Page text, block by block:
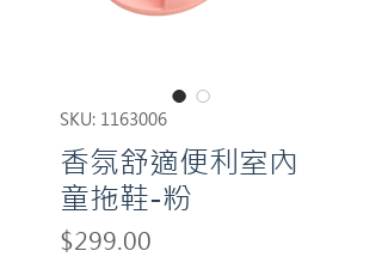
SKU: 1163006
香氛舒適便利室內
童拖鞋-粉
$299.00